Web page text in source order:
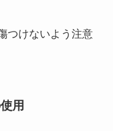
つけないよう注意
用